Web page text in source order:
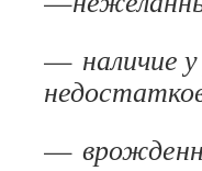
— наличие
—